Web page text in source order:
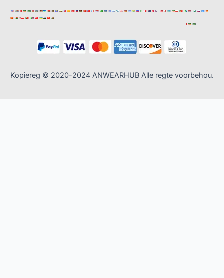
*
Kopiereg © 2020-2024 ANWEARHUB Alle regte voorbehou.